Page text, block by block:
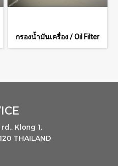
กรองน้ำมันเครื่อง / Oil Filter
Klong 1,
THAILAND